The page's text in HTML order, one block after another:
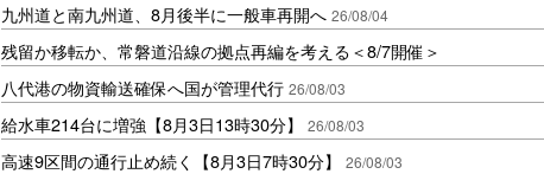
九州道と南九州道、8月後半に一般車再開へ 26/08/04
残留か移転か、常磐道沿線の拠点再編を考える＜8/7開催＞
八代港の物資輸送確保へ国が管理代行 26/08/03
給水車214台に増強【8月3日13時30分】 26/08/03
高速9区間の通行止め続く【8月3日7時30分】 26/08/03